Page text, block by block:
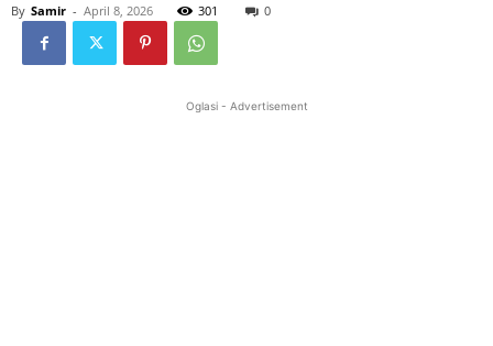
By Samir - April 8, 2026 301 0
Oglasi - Advertisement